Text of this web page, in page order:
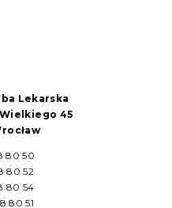
Lekarska
45
80 50
80 52
80 54
80 51